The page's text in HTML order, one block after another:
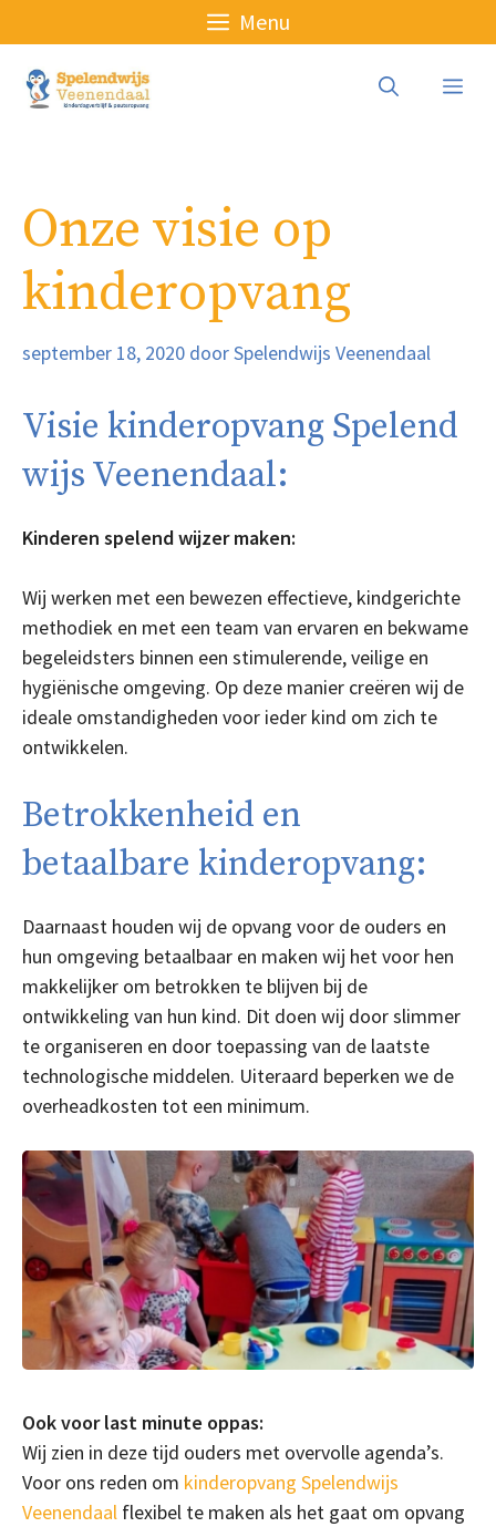
naar
inhoud
Menu
Onze visie op
kinderopvang
september 18, 2020 doorSpelendwijs Veenendaal
Visie kinderopvang Spelend
wijs Veenendaal:
Kinderen spelend wijzer maken:
Wij werken met een bewezen effectieve, kindgerichte
methodiek en met een team van ervaren en bekwame
begeleidsters binnen een stimulerende, veilige en
hygiënische omgeving. Op deze manier creëren wij de
ideale omstandigheden voor ieder kind om zich te
ontwikkelen.
Betrokkenheid en
betaalbare kinderopvang:
Daarnaast houden wij de opvang voor de ouders en
hun omgeving betaalbaar en maken wij het voor hen
makkelijker om betrokken te blijven bij de
ontwikkeling van hun kind. Dit doen wij door slimmer
te organiseren en door toepassing van de laatste
technologische middelen. Uiteraard beperken we de
overheadkosten tot een minimum.
Ook voor last minute oppas:
Wij zien in deze tijd ouders met overvolle agenda’s.
Voor ons reden om kinderopvang Spelendwijs
Veenendaal flexibel te maken als het gaat om opvang